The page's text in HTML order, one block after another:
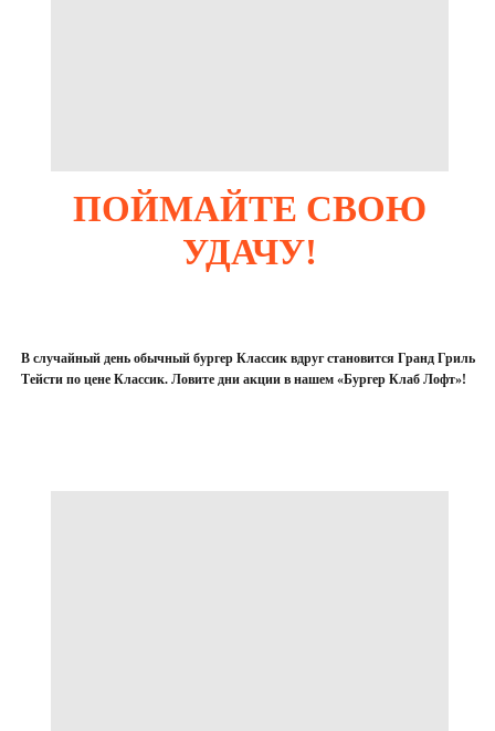
ПОЙМАЙТЕ СВОЮ
УДАЧУ!
В случайный день обычный бургер Классик вдруг становится Гранд Гриль
Тейсти по цене Классик. Ловите дни акции в нашем «Бургер Клаб Лофт»!